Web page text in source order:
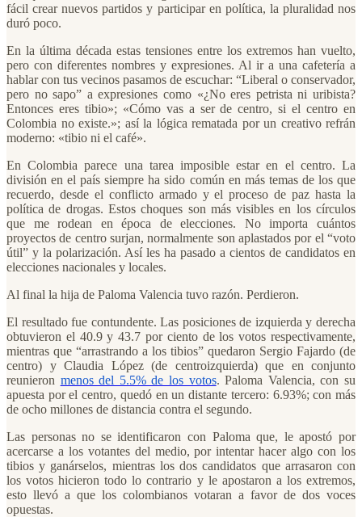
fácil crear nuevos partidos y participar en política, la pluralidad nos
duró poco.
En la última década estas tensiones entre los extremos han vuelto,
pero con diferentes nombres y expresiones. Al ir a una cafetería a
hablar con tus vecinos pasamos de escuchar: “Liberal o conservador,
pero no sapo” a expresiones como «¿No eres petrista ni uribista?
Entonces eres tibio»; «Cómo vas a ser de centro, si el centro en
Colombia no existe.»; así la lógica rematada por un creativo refrán
moderno: «tibio ni el café».
En Colombia parece una tarea imposible estar en el centro. La
división en el país siempre ha sido común en más temas de los que
recuerdo, desde el conflicto armado y el proceso de paz hasta la
política de drogas. Estos choques son más visibles en los círculos
que me rodean en época de elecciones. No importa cuántos
proyectos de centro surjan, normalmente son aplastados por el “voto
útil” y la polarización. Así les ha pasado a cientos de candidatos en
elecciones nacionales y locales.
Al final la hija de Paloma Valencia tuvo razón. Perdieron.
El resultado fue contundente. Las posiciones de izquierda y derecha
obtuvieron el 40.9 y 43.7 por ciento de los votos respectivamente,
mientras que “arrastrando a los tibios” quedaron Sergio Fajardo (de
centro) y Claudia López (de centroizquierda) que en conjunto
reunieron menos del 5.5% de los votos. Paloma Valencia, con su
apuesta por el centro, quedó en un distante tercero: 6.93%; con más
de ocho millones de distancia contra el segundo.
Las personas no se identificaron con Paloma que, le apostó por
acercarse a los votantes del medio, por intentar hacer algo con los
tibios y ganárselos, mientras los dos candidatos que arrasaron con
los votos hicieron todo lo contrario y le apostaron a los extremos,
esto llevó a que los colombianos votaran a favor de dos voces
opuestas.